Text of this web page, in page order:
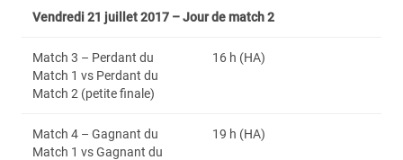
Vendredi 21 juillet 2017 – Jour de match 2
Match 3 – Perdant du
Match 1 vs Perdant du
Match 2 (petite finale)
16 h (HA)
Match 4 – Gagnant du
Match 1 vs Gagnant du
19 h (HA)